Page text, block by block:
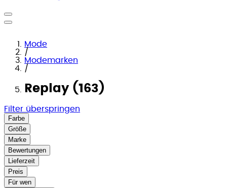
Mode
/
Modemarken
/
Replay (163)
Filter überspringen
Farbe
Größe
Marke
Bewertungen
Lieferzeit
Preis
Für wen